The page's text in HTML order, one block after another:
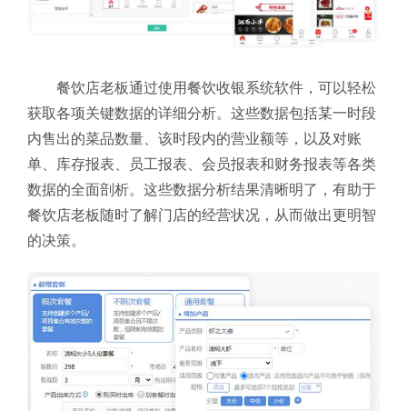
餐饮店老板通过使用餐饮收银系统软件，可以轻松
获取各项关键数据的详细分析。这些数据包括某一时段
内售出的菜品数量、该时段内的营业额等，以及对账
单、库存报表、员工报表、会员报表和财务报表等各类
数据的全面剖析。这些数据分析结果清晰明了，有助于
餐饮店老板随时了解门店的经营状况，从而做出更明智
的决策。